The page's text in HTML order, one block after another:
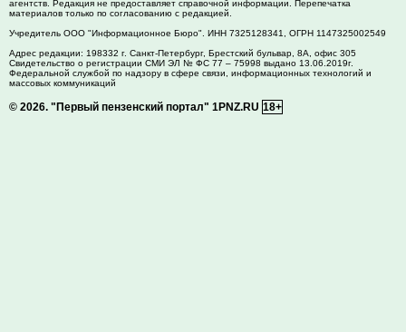
агентств. Редакция не предоставляет справочной информации. Перепечатка
материалов только по согласованию с редакцией.
Учредитель ООО "Информационное Бюро". ИНН 7325128341, ОГРН 1147325002549
Адрес редакции: 198332 г. Санкт-Петербург, Брестский бульвар, 8А, офис 305
Свидетельство о регистрации СМИ ЭЛ № ФС 77 – 75998 выдано 13.06.2019г.
Федеральной службой по надзору в сфере связи, информационных технологий и
массовых коммуникаций
© 2026. "Первый пензенский портал" 1PNZ.RU 18+